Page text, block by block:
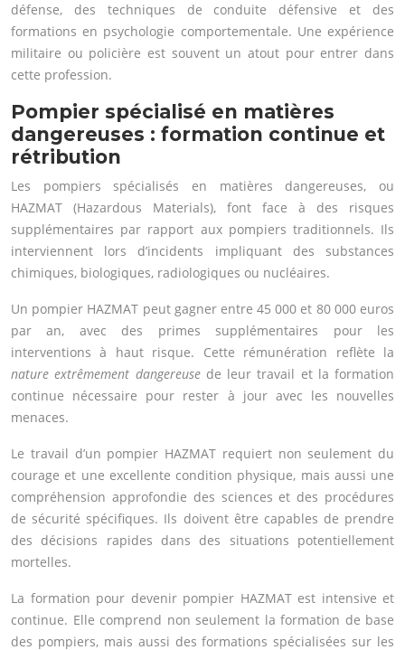
défense, des techniques de conduite défensive et des
formations en psychologie comportementale. Une expérience
militaire ou policière est souvent un atout pour entrer dans
cette profession.
Pompier spécialisé en matières
dangereuses : formation continue et
rétribution
Les pompiers spécialisés en matières dangereuses, ou
HAZMAT (Hazardous Materials), font face à des risques
supplémentaires par rapport aux pompiers traditionnels. Ils
interviennent lors d’incidents impliquant des substances
chimiques, biologiques, radiologiques ou nucléaires.
Un pompier HAZMAT peut gagner entre 45 000 et 80 000 euros
par an, avec des primes supplémentaires pour les
interventions à haut risque. Cette rémunération reflète la
nature extrêmement dangereusede leur travail et la formation
continue nécessaire pour rester à jour avec les nouvelles
menaces.
Le travail d’un pompier HAZMAT requiert non seulement du
courage et une excellente condition physique, mais aussi une
compréhension approfondie des sciences et des procédures
de sécurité spécifiques. Ils doivent être capables de prendre
des décisions rapides dans des situations potentiellement
mortelles.
La formation pour devenir pompier HAZMAT est intensive et
continue. Elle comprend non seulement la formation de base
des pompiers, mais aussi des formations spécialisées sur les